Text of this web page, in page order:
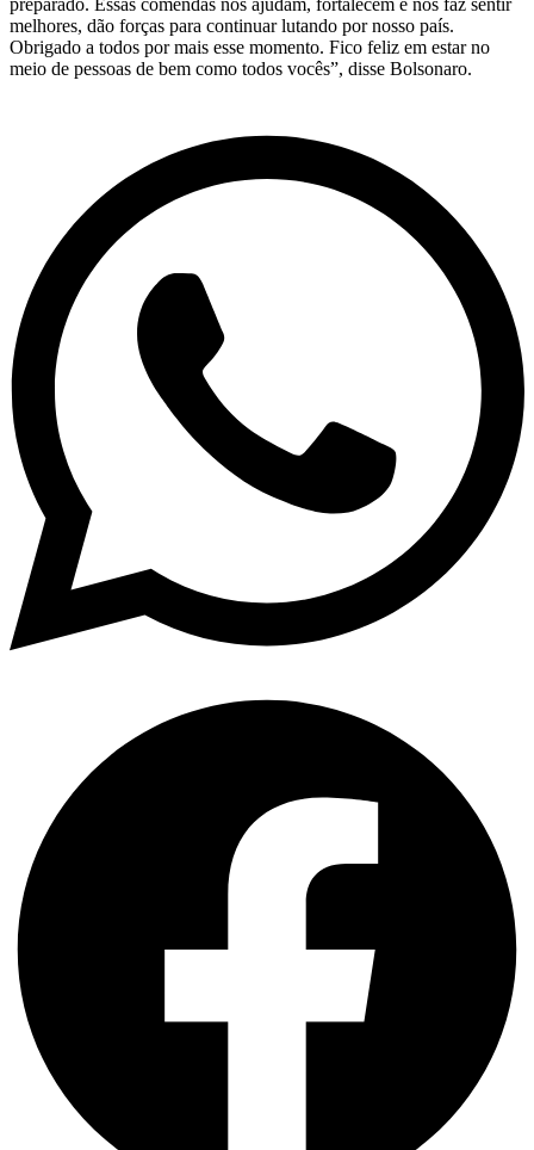
melhores, dão forças para continuar lutando por nosso país.
Obrigado a todos por mais esse momento. Fico feliz em estar no
meio de pessoas de bem como todos vocês”, disse Bolsonaro.